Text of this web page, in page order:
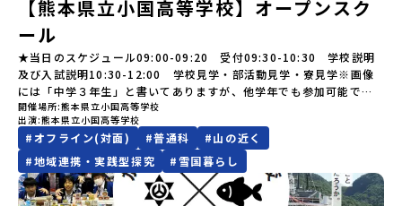
料・20日目-8日目：20％・7日目-2日目：30％・プログラム開始日
の前日：40％・プログラム開始日当日：50％・ご連絡無しでの不参
加またはプログラム開始後の解除：100％・催行中止について天候な
どの状況等によって開催を見合わせる可能性があります。その場合
は原則、開催日1週間前までにご連絡いたします。又、最少催行人数
に達しなかった場合は、開催日3週間前までに催行中止の旨をメール
にてご連絡いたします。・よくあるご質問その他、よくあるご質問
についてはこちらをご確認ください。運営団体について＜プログラ
ム主催：一般財団法人地域・教育魅力化プラットフォーム＞「意志
ある若者にあふれる持続可能な地域・社会をつくる」というビジョ
ンを掲げ、2017年3月に島根県に設立した教育事業団体です。日本
限りです。PC・スマートフォンからお申込ください。申込後の内容
変更はできません。お申込時は、メールアドレスの入力間違いにご
注意ください。・宿泊について１室に複数(同性2～4名程度)で宿泊
いただく予定です。・食事アレルギー対応について個別の詳細なア
レルギー対応希望にはお応えしかねる場合がございます。対応が必
要な場合は必ず事前にご相談ください。・参加取消や急遽参加でき
なくなった場合について参加決定後の参加お取り消しはご遠慮下さ
い。やむを得ないお取り消しの場合はお早めに事務局までご連絡く
ださい。・キャンセルポリシーやむを得ない参加お取り消しの場
合、以下のルールに沿って対応させていただきます。ご了承くださ
い。プログラム開催日の前日＜8月2日＞から、【キャンセルのご連
絡日：お支払いいただく旅行代金】・21日目にあたる日以前：無
なります：・宿泊費（2泊分）・プログラム内のアクティビティ・体
験費用・一部の食事代*以下の費用は参加者のご負担となります・集
合場所までの往復交通費・お土産代や自由時間の個人飲食費などの
個人的費用【募集人数】最大10名（お申し込み多数の場合は抽選の
上決定）【参加者決定】お申し込み多数の場合は、締め切り後1週間
を目途に当落結果をご連絡いたします。【申し込み締切】6月8日
(月)12：00 から 6月22日(月) 12：00まで疑問も不安もワクワクに
変える！「おためし地域留学」ステップアップ説明会プログラムの
内容を詳しく知りたい方や、お申し込みを迷われている方向けに
Zoomでのオンライン配信を行います。知りたい情報のレベルに合
わせて、以下の2つのステップをご活用ください。【STEP 1】全体
オンライン説明会（アーカイブ動画を公開中！）〜まずは「おため
は、きっと「未来へのヒント」が見つかるきっかけになります。そ
んな他にはないスペシャルな魅力がギュッと詰まった北海道標津町
でアクティビティをしたり、五感で感じるフィールドワークをしな
がら「雄大な自然と生き物」「伝統的な産業と人々の暮らし」の魅
力に触れ一緒に探求しませんか？体験のおすすめポイント体験プロ
グラム内容（予定）＜１日目＞（PM）「オリエンテーション・自己
紹介ワーク」「サーモン科学館見学」 -「鮭の聖地・しべつ」の歴
史や成り立ちを知る「夕食」 -高校生も一緒にみんなで夕食「1日
目の振り返り会」＜2日目＞（AM）「 ポー川史跡公園散策または渓
流釣り体験」 -1万年前の縄文文化に触れる -渓流釣りで自然を満
喫（PM）「地引網体験」 -地元の方との交流「自由時間：海の公
園で高校生とあそぶ！かたる！」 -高校生との交流「みんなで
【熊本県立小国高等学校】オープンスク
ール
★当日のスケジュール09:00-09:20 受付09:30-10:30 学校説明
及び入試説明10:30-12:00 学校見学・部活動見学・寮見学※画像
には「中学３年生」と書いてありますが、他学年でも参加可能で
す！
開催場所 熊本県立小国高等学校
出演 熊本県立小国高等学校
#オフライン(対面) #普通科 #山の近く
#地域連携・実践型探究 #雪国暮らし